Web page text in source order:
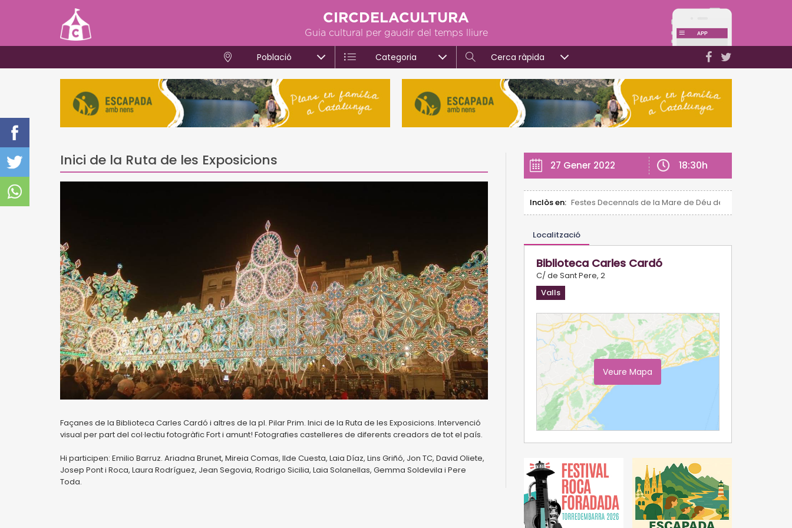
CIRCDELACULTURA
Guia cultural per gaudir del temps lliure
Població Categoria Cerca ràpida
Inici de la Ruta de les Exposicions
Façanes de la Biblioteca Carles Cardó i altres de la pl. Pilar Prim. Inici de la Ruta de les Exposicions. Intervenció
visual per part del col·lectiu fotogràfic Fort i amunt! Fotografies castelleres de diferents creadors de tot el país.
Hi participen: Emilio Barruz. Ariadna Brunet, Mireia Comas, Ilde Cuesta, Laia Díaz, Lins Griñó, Jon TC, David Oliete,
Josep Pont i Roca, Laura Rodríguez, Jean Segovia, Rodrigo Sicilia, Laia Solanellas, Gemma Soldevila i Pere
Toda.
27 Gener 2022 18:30h
Inclòs en: Festes Decennals de la Mare de Déu de la Candela de
Localització
Biblioteca Carles Cardó
C/ de Sant Pere, 2
Valls
Veure Mapa